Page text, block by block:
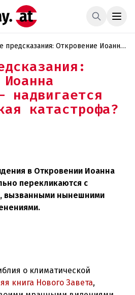
предсказания: Откровение Иоанна
надвигается
катастрофа?
в Откровении Иоанна
перекликаются с
вызванными нынешними
о климатической
книга Нового Завета,